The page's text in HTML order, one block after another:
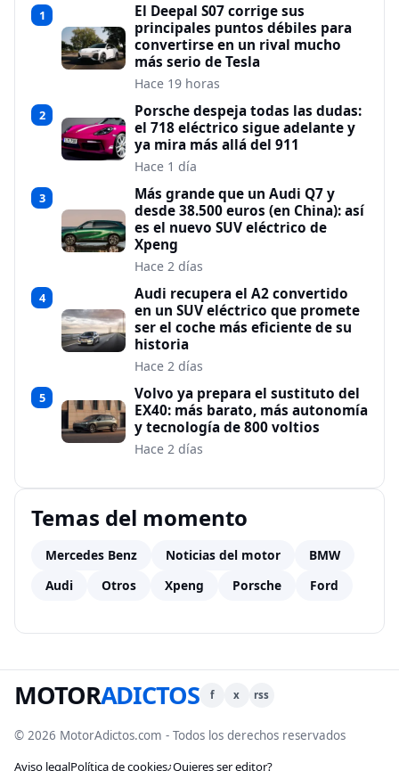
1
El Deepal S07 corrige sus
principales puntos débiles para
convertirse en un rival mucho
más serio de Tesla
Hace 19 horas
2
Porsche despeja todas las dudas:
el 718 eléctrico sigue adelante y
ya mira más allá del 911
Hace 1 día
3
Más grande que un Audi Q7 y
desde 38.500 euros (en China): así
es el nuevo SUV eléctrico de
Xpeng
Hace 2 días
4
Audi recupera el A2 convertido
en un SUV eléctrico que promete
ser el coche más eficiente de su
historia
Hace 2 días
5
Volvo ya prepara el sustituto del
EX40: más barato, más autonomía
y tecnología de 800 voltios
Hace 2 días
Temas del momento
Mercedes Benz Noticias del motor
BMW
Audi
Otros Xpeng Porsche Ford
MOTORADICTOS f x rss
© 2026 MotorAdictos.com - Todos los derechos reservados
Aviso legalPolítica de cookies¿Quieres ser editor?